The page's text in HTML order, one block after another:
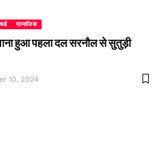
सामाजिक
हुआ पहला दल सरनौल से सुतुड़ी
10, 2024